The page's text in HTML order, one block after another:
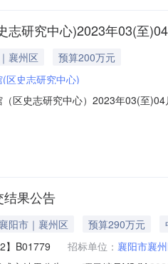
志研究中心)2023年03(至
襄州区
预算200万元
区史志研究中心)
区史志研究中心）2023年03(至
1襄州区档案馆2023年档案数字
果公告
阳市｜襄州区 预算290万元
】B01779 招标单位： 襄阳市襄